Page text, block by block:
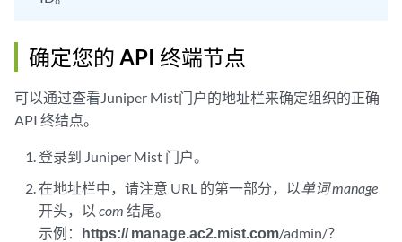
确定您的 API 终端节点
可以通过查看Juniper Mist门户的地址栏来确定组织的正确
API 终结点。
登录到 Juniper Mist 门户。
在地址栏中，请注意 URL 的第一部分，以单词 manage
开头，以com 结尾。
示例： https:// manage.ac2.mist.com/admin/？